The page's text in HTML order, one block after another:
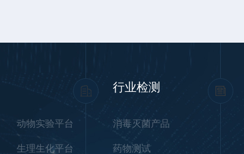
动物实验平台
生理生化平台
行业检测
消毒灭菌产品
药物测试